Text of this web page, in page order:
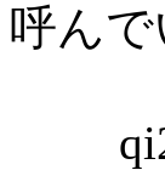
呼んで